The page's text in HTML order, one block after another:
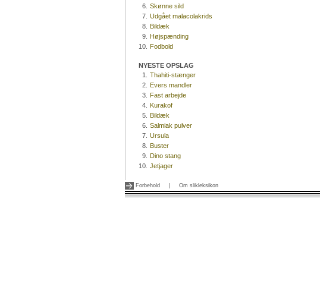
6. Skønne sild
7. Udgået malacolakrids
8. Bildæk
9. Højspænding
10. Fodbold
NYESTE OPSLAG
1.
Thahiti-stænger
2. Evers mandler
3. Fast arbejde
4. Kurakof
5. Bildæk
6. Salmiak pulver
7. Ursula
8. Buster
9. Dino stang
10. Jetjager
Forbehold Om slikleksikon